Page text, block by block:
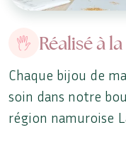
Réalisé à
Chaque bijou de
soin dans notre
région namuroise